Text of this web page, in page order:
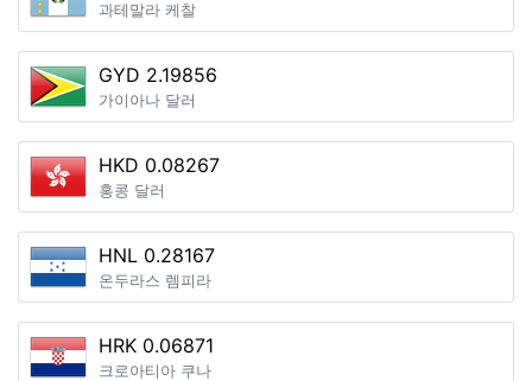
과테말라 케찰
GYD 2.19856
가이아나 달러
HKD 0.08267
홍콩 달러
HNL 0.28167
온두라스 렘피라
HRK 0.06871
크로아티아 쿠나